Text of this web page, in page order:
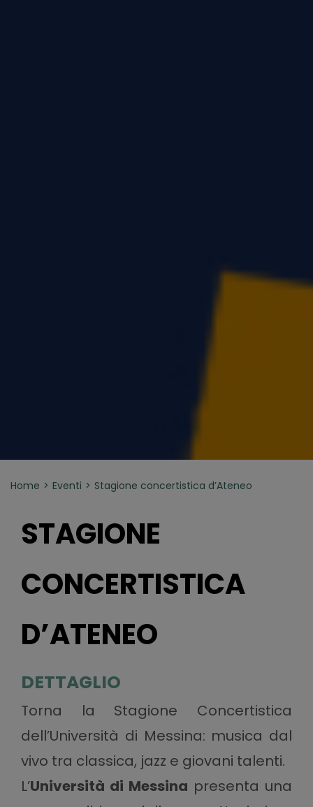
Home Eventi Stagione concertistica d’Ateneo
STAGIONE
CONCERTISTICA
D’ATENEO
DETTAGLIO
Torna la Stagione Concertistica
dell’Università di Messina: musica dal
vivo tra classica, jazz e giovani talenti.
L’Università di Messina presenta una